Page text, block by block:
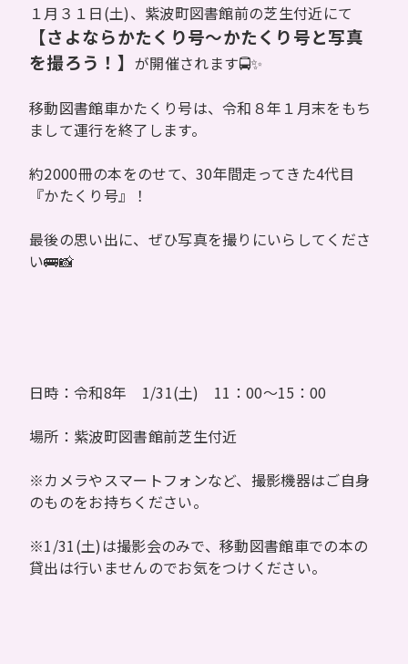
１月３１日(土)、紫波町図書館前の芝生付近にて
【さよならかたくり号～かたくり号と写真
を撮ろう！】 が開催されます🚍✨
移動図書館車かたくり号は、令和８年１月末をもち
まして運行を終了します。
約2000冊の本をのせて、30年間走ってきた4代目
『かたくり号』！
最後の思い出に、ぜひ写真を撮りにいらしてくださ
い🚌📸
日時：令和8年 1/31(土) 11：00～15：00
場所：紫波町図書館前芝生付近
※カメラやスマートフォンなど、撮影機器はご自身
のものをお持ちください。
※1/31(土)は撮影会のみで、移動図書館車での本の
貸出は行いませんのでお気をつけください。